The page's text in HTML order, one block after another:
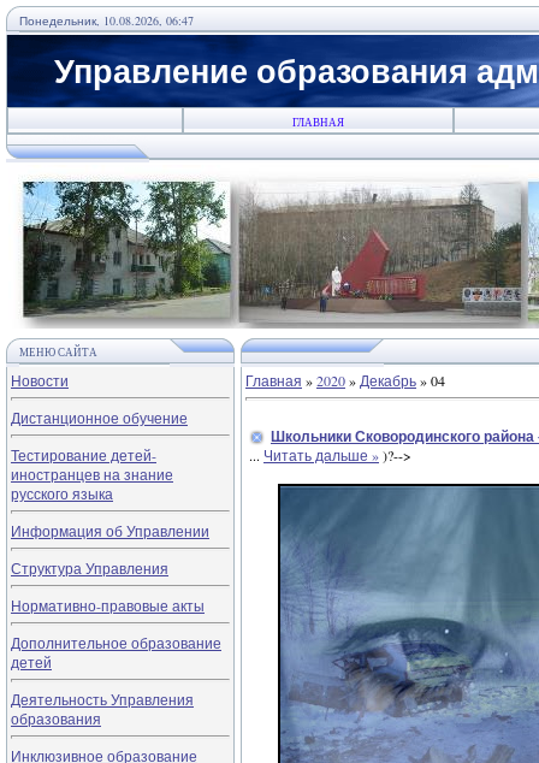
Понедельник, 10.08.2026, 06:47
Управление образования
ГЛАВНАЯ
МЕНЮ САЙТА
Новости
Дистанционное обучение
Тестирование детей-
иностранцев на знание
русского языка
Информация об Управлении
Структура Управления
Нормативно-правовые акты
Дополнительное образование
детей
Деятельность Управления
образования
Инклюзивное образование
Главная »2020» Декабрь»04
Школьники Сковородинского
... Читать дальше »)?-->